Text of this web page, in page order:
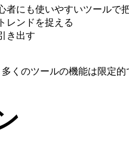
者にも使いやすいツールで
トレンドを捉える
き出す
多くのツールの機能は限定的